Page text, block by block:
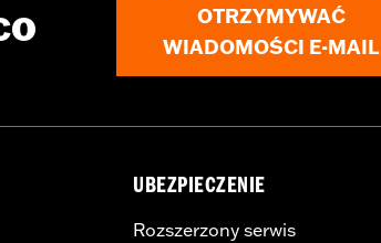
OTRZYMYWAĆ
WIADOMOŚCI E-MAIL
UBEZPIECZENIE
Rozszerzony serwis